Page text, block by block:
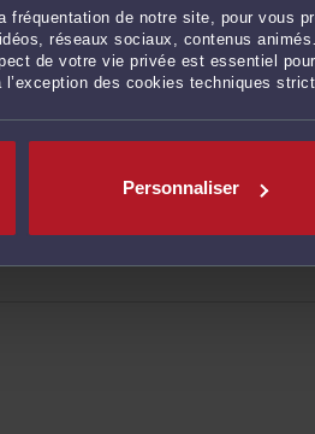
fréquentation de notre site, pour vous
réseaux sociaux, contenus
de votre vie privée est essentiel
des cookies techniques
Personnaliser